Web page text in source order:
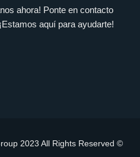
ahora! Ponte en contacto
aquí para ayudarte!
2023 All Rights Reserved ©